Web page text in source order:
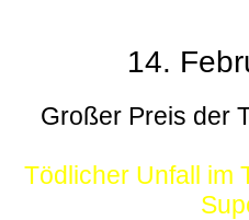
14.
Großer Preis der
Tödlicher Unfall im